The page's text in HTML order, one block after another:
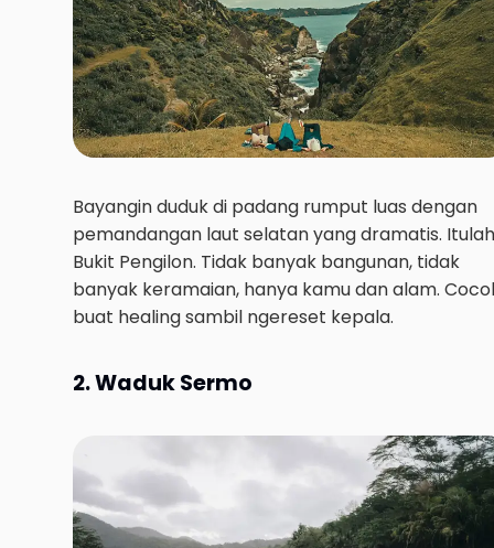
Bayangin duduk di padang rumput luas dengan
pemandangan laut selatan yang dramatis. Itulah
Bukit Pengilon. Tidak banyak bangunan, tidak
banyak keramaian, hanya kamu dan alam.
buat healing sambil ngereset kepala.
2. Waduk Sermo